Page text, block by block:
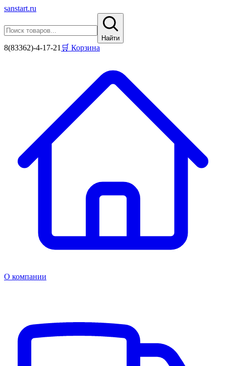
sanstart.ru
Найти
8(83362)-4-17-21 🛒 Корзина
О компании